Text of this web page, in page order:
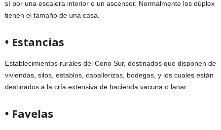
sí por una escalera interior o un ascensor. Normalmente los dúplex
tienen el tamaño de una casa.
• Estancias
Establecimientos rurales del Cono Sur, destinados que disponen de
viviendas, silos, establos, caballerizas, bodegas, y los cuales están
destinados a la cría extensiva de hacienda vacuna o lanar.
• Favelas